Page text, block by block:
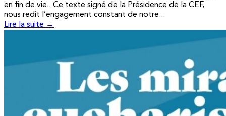
en fin de vie.. Ce texte signé de la Présidence de la CEF,
nous redit l’engagement constant de notre...
Lire la suite →